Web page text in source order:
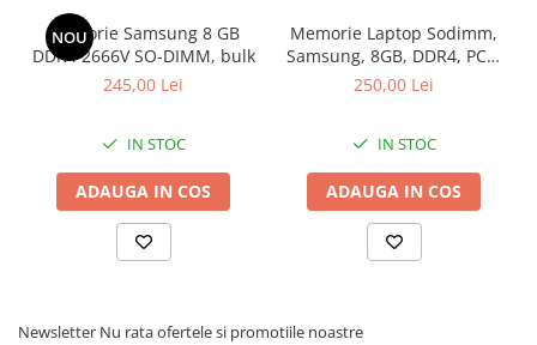
Componente All-in-One
Monitoare
Monitoare NOI
Monitoare Renew
Monitoare Second-Hand
Hard Disk-uri SERVER
Cabinete metalice
NOU
Memorie Samsung 8 GB
DDR4 2666V SO-DIMM, bulk
245,00 Lei
IN STOC
ADAUGA IN COS
Memorie Laptop Sodimm,
Samsung, 8GB, DDR4, PC4-
2400, bulk
250,00 Lei
IN STOC
ADAUGA IN COS
Newsletter Nu rata ofertele si promotiile noastre